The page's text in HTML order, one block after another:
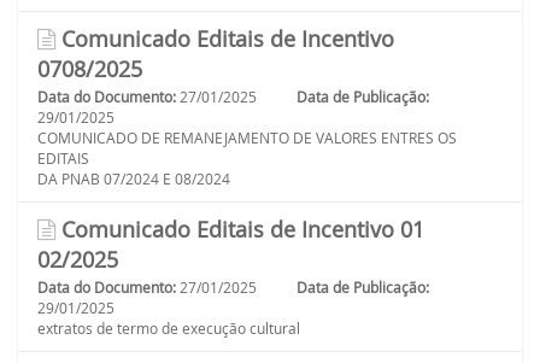
Comunicado Editais de Incentivo
0708/2025
Data do Documento: 27/01/2025
Data de Publicação:
29/01/2025
COMUNICADO DE REMANEJAMENTO DE VALORES ENTRES OS
EDITAIS
DA PNAB 07/2024 E 08/2024
Comunicado Editais de Incentivo 01
02/2025
Data do Documento: 27/01/2025
Data de Publicação:
29/01/2025
extratos de termo de execução cultural